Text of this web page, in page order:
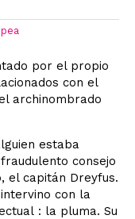
por el propio
con el
archinombrado
estaba
consejo
el capitán Dreyfus.
intervino con la
: la pluma. Su